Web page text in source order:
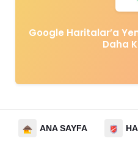
Google Haritalar’a
Daha
ANA SAYFA